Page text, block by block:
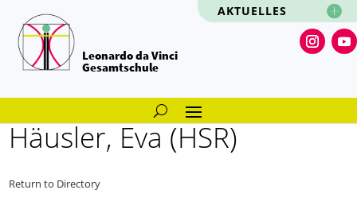
AKTUELLES
Leonardo da Vinci
Gesamtschule
Häusler, Eva (HSR)
Return to Directory